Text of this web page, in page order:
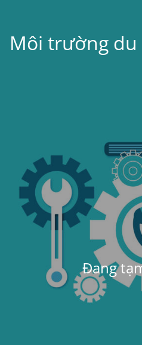
Môi trường du
Đang